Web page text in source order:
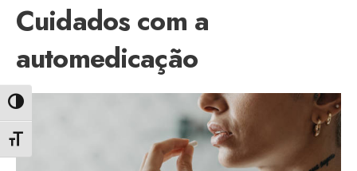
Alternar alto contraste
Alternar tamanho da fonte
Cuidados com a
automedicação